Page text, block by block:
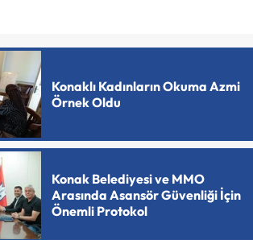
Konaklı Kadınların Okuma Azmi
Örnek Oldu
Konak Belediyesi ve MMO
Arasında Asansör Güvenliği İçin
Önemli Protokol